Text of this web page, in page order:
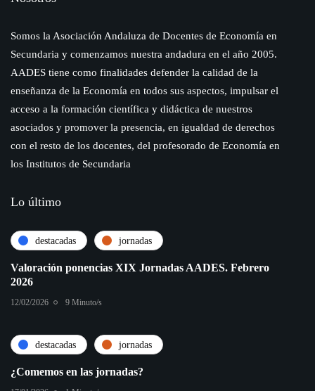
Somos la Asociación Andaluza de Docentes de Economía en
Secundaria y comenzamos nuestra andadura en el año 2005.
AADES tiene como finalidades defender la calidad de la
enseñanza de la Economía en todos sus aspectos, impulsar el
acceso a la formación científica y didáctica de nuestros
asociados y promover la presencia, en igualdad de derechos
con el resto de los docentes, del profesorado de Economía en
los Institutos de Secundaria
Lo último
destacadas jornadas
Valoración ponencias XIX Jornadas AADES. Febrero
2026
12/02/2026 9 Minuto/s
destacadas jornadas
¿Comemos en las jornadas?